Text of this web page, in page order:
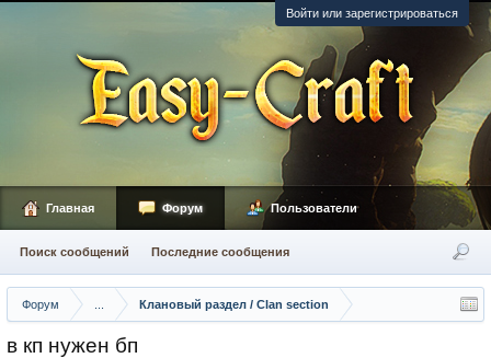
Войти или зарегистрироваться
Форум Клановый раздел / Сlan section
в кп нужен бп
Главная Форум
Поиск сообщений Последние сообщения
Пользователи